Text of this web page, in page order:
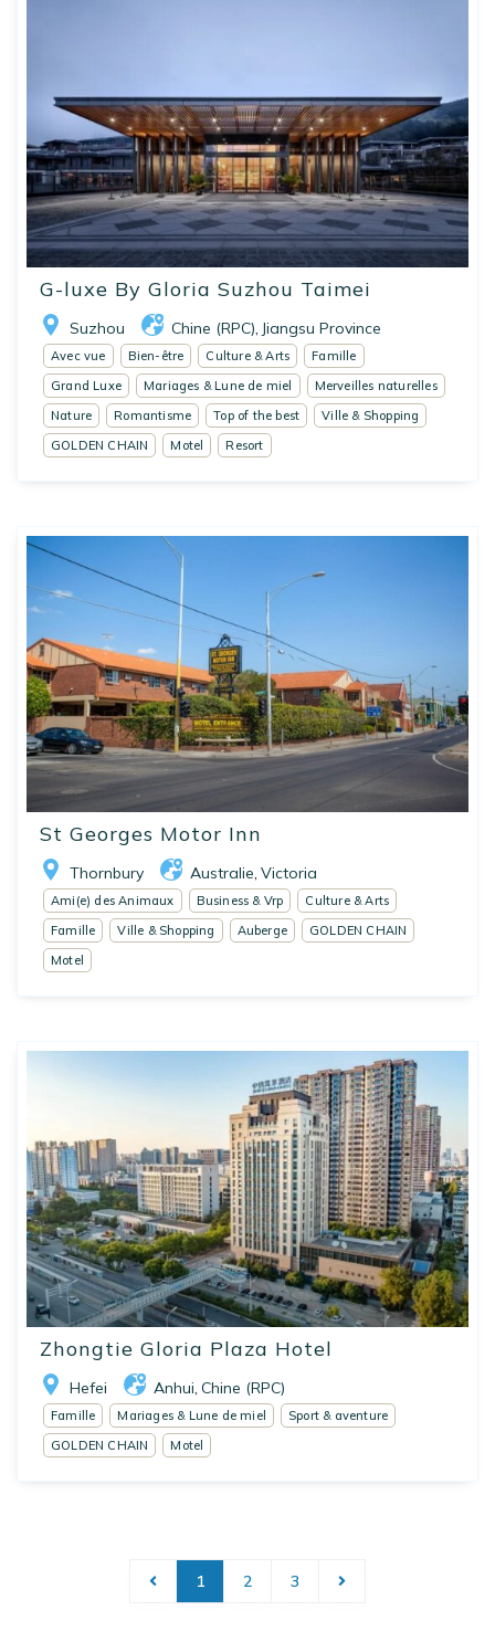
G-luxe By Gloria Suzhou Taimei
Suzhou Chine (RPC) Jiangsu Province
Avec vue Bien-être Culture & Arts
Famille
Grand Luxe
Mariages & Lune de miel
Merveilles naturelles
Nature
Romantisme Top of the best
Ville & Shopping
GOLDEN CHAIN
Motel Resort
St Georges Motor Inn
Thornbury Australie Victoria
Ami(e) des Animaux Business & Vrp
Culture & Arts
Famille
Ville & Shopping Auberge
GOLDEN CHAIN
Motel
Zhongtie Gloria Plaza Hotel
Hefei Anhui Chine (RPC)
Famille Mariages & Lune de miel
Sport & aventure
GOLDEN CHAIN
Motel
1 2 3